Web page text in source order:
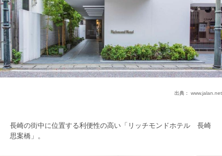
出典： www.jalan.net
長崎の街中に位置する利便性の高い「リッチモンドホテル 長崎
思案橋」。